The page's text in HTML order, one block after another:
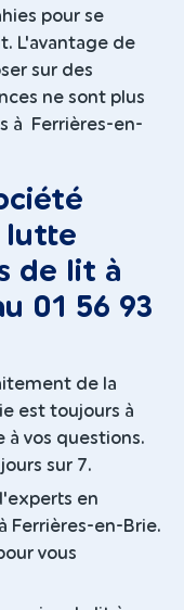
pour se
L'avantage de
sur des
ne sont plus
à Ferrières-en-
lutte
de lit à
01 56 93
de la
est toujours à
vos questions.
sur 7.
en
Ferrières-en-Brie.
vous